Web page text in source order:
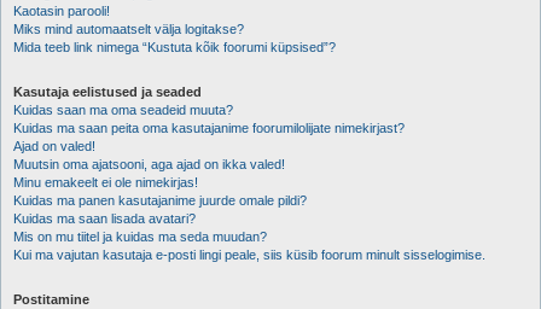
Kaotasin parooli!
Miks mind automaatselt välja logitakse?
Mida teeb link nimega “Kustuta kõik foorumi küpsised”?
Kasutaja eelistused ja seaded
Kuidas saan ma oma seadeid muuta?
Kuidas ma saan peita oma kasutajanime foorumilolijate nimekirjast?
Ajad on valed!
Muutsin oma ajatsooni, aga ajad on ikka valed!
Minu emakeelt ei ole nimekirjas!
Kuidas ma panen kasutajanime juurde omale pildi?
Kuidas ma saan lisada avatari?
Mis on mu tiitel ja kuidas ma seda muudan?
Kui ma vajutan kasutaja e-posti lingi peale, siis küsib foorum minult sisselogimise.
Postitamine